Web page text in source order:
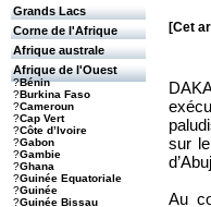
Grands Lacs
Corne de l'Afrique
Afrique australe
Afrique de l'Ouest
?Bénin
?Burkina Faso
?Cameroun
?Cap Vert
?Côte d’Ivoire
?Gabon
?Gambie
?Ghana
?Guinée Equatoriale
?Guinée
?Guinée Bissau
[Cet
sur
Au